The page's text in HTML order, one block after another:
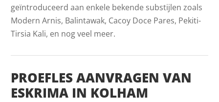
geïntroduceerd aan enkele bekende substijlen zoals
Modern Arnis, Balintawak, Cacoy Doce Pares, Pekiti-
Tirsia Kali, en nog veel meer.
PROEFLES AANVRAGEN VAN
ESKRIMA IN KOLHAM